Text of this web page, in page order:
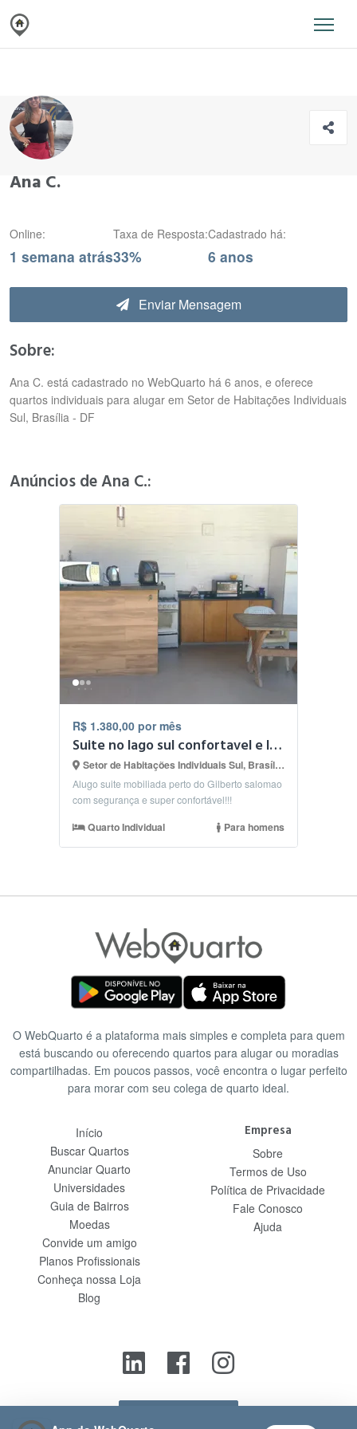
Ana C.
Online:
1 semana atrás
Taxa de Resposta:
33%
Cadastrado há:
6 anos
Enviar Mensagem
Sobre:
Ana C. está cadastrado no WebQuarto há 6 anos, e oferece
quartos individuais para alugar em Setor de Habitações Individuais
Sul, Brasília - DF
Anúncios de Ana C.:
R$ 1.380,00 por mês
Suite no lago sul confortavel e lugar seguro
Setor de Habitações Individuais Sul, Brasília - DF
Alugo suite mobiliada perto do Gilberto salomao
com segurança e super confortável!!!
Quarto Individual Para homens
O WebQuarto é a plataforma mais simples e completa para quem
está buscando ou oferecendo quartos para alugar ou moradias
compartilhadas. Em poucos passos, você encontra o lugar perfeito
para morar com seu colega de quarto ideal.
Início
Buscar Quartos
Anunciar Quarto
Universidades
Guia de Bairros
Moedas
Convide um amigo
Planos Profissionais
Conheça nossa Loja
Blog
Empresa
Sobre
Termos de Uso
Política de Privacidade
Fale Conosco
Ajuda